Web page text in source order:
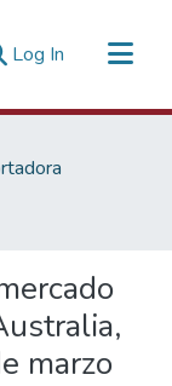
Log In (current)
marzo